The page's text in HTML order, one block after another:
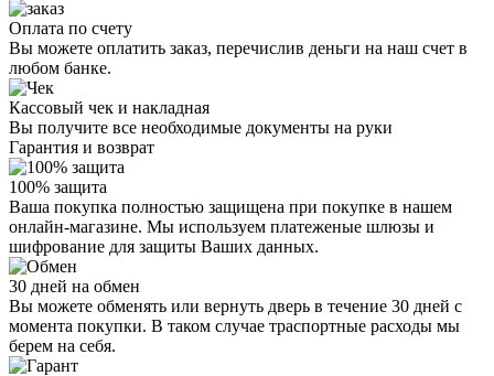
Оплата по счету
Вы можете оплатить заказ, перечислив деньги на наш счет в
любом банке.
Кассовый чек и накладная
Вы получите все необходимые документы на руки
Гарантия и возврат
100% защита
Ваша покупка полностью защищена при покупке в нашем
онлайн-магазине. Мы используем платеженые шлюзы и
шифрование для защиты Ваших данных.
30 дней на обмен
Вы можете обменять или вернуть дверь в течение 30 дней с
момента покупки. В таком случае траспортные расходы мы
берем на себя.